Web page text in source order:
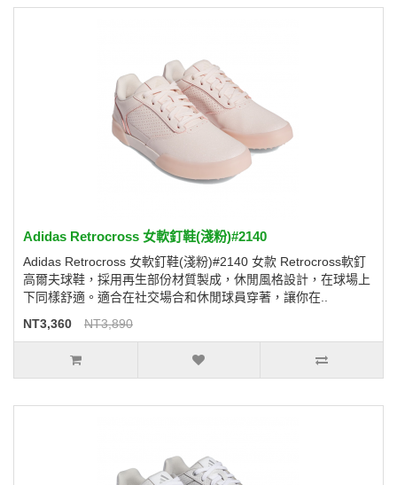
Adidas Retrocross 女軟釘鞋(淺粉)#2140
Adidas Retrocross 女軟釘鞋(淺粉)#2140 女款 Retrocross軟釘
高爾夫球鞋，採用再生部份材質製成，休閒風格設計，在球場上
下同樣舒適。適合在社交場合和休閒球員穿著，讓你在..
NT3,360
NT3,890